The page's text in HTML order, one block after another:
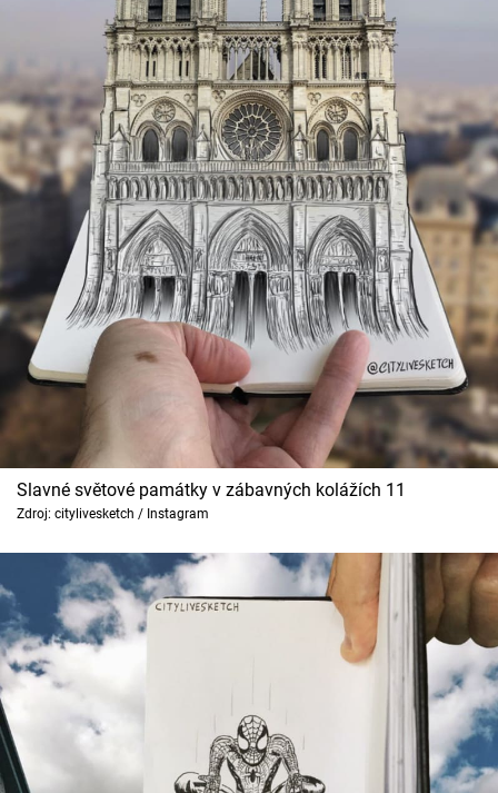
Slavné světové památky v zábavných kolážích 11
Zdroj: citylivesketch / Instagram